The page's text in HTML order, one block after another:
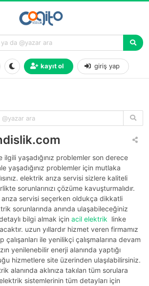
kayıt ol giriş yap
yaşadığınız problemler son derece
yaşadığınız problemler için mutlaka
elektrik arıza servisi sizlere kaliteli
sorunlarınızı çözüme kavuşturmalıdır.
servisi seçerken oldukça dikkatli
sorunlarında anında ulaşabileceğiniz
bilgi almak için acil elektrik linke
uzun yıllardır hizmet veren firmamız
çalışanları ile yenilikçi çalışmalarına devam
yenilenebilir enerji alanında yaptığı
hizmetlere site üzerinden ulaşılabilirsiniz.
alanında aklınıza takılan tüm sorulara
sistemlerinin tüm detayları için